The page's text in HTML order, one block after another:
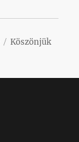
Köszönjük